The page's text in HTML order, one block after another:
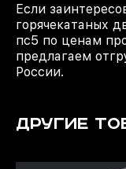
Если
горячекатаных
пс5 по ценам
предлагаем
России.
ДРУГИЕ